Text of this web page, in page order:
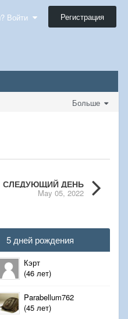
Войти Регистрация
Больше
СЛЕДУЮЩИЙ ДЕНЬ
May 05, 2022
5 дней рождения
Кэрт
(46 лет)
Parabellum762
(45 лет)